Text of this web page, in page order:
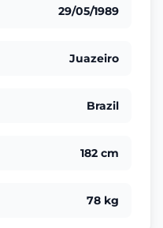
29/05/1989
Juazeiro
Brazil
182 cm
78 kg